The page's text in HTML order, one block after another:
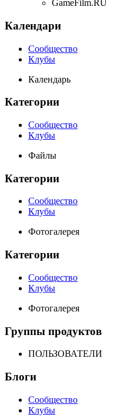
GameFilm.RU
Календари
Сообщество
Клубы
Календарь
Категории
Сообщество
Клубы
Файлы
Категории
Сообщество
Клубы
Фотогалерея
Категории
Сообщество
Клубы
Фотогалерея
Группы продуктов
ПОЛЬЗОВАТЕЛИ
Блоги
Сообщество
Клубы